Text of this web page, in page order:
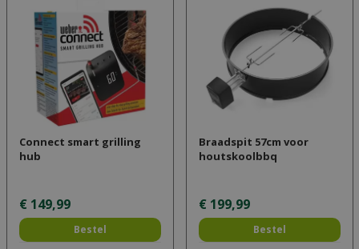
Connect smart grilling
hub
€ 149,99
Bestel
Braadspit 57cm voor
houtskoolbbq
€ 199,99
Bestel